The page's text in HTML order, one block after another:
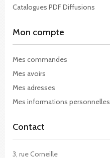
Catalogues PDF Diffusions
Mon compte
Mes commandes
Mes avoirs
Mes adresses
Mes informations personnelles
Contact
3, rue Corneille